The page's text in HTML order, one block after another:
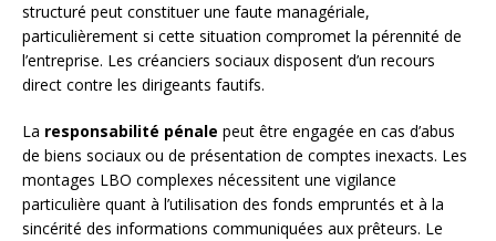
structuré peut constituer une faute managériale,
particulièrement si cette situation compromet la pérennité de
l’entreprise. Les créanciers sociaux disposent d’un recours
direct contre les dirigeants fautifs.
La responsabilité pénale peut être engagée en cas d’abus
de biens sociaux ou de présentation de comptes inexacts. Les
montages LBO complexes nécessitent une vigilance
particulière quant à l’utilisation des fonds empruntés et à la
sincérité des informations communiquées aux prêteurs. Le